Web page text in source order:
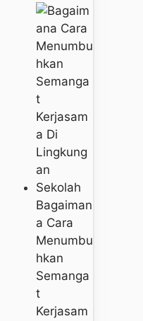
Bagaiman
A Cara
Menumbu
Hkan
Semanga
T
Kerjasam